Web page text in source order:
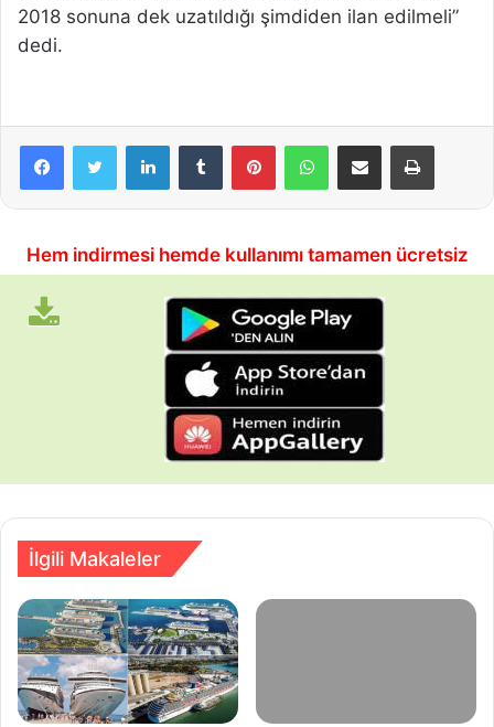
2018 sonuna dek uzatıldığı şimdiden ilan edilmeli”
dedi.
LinkedInTumblrPinterestWhatsAppE-Posta ile paylaşYazdır
Hem indirmesi hemde kullanımı tamamen ücretsiz
İlgili Makaleler